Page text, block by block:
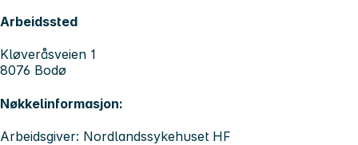
Arbeidssted
Kløveråsveien 1
8076 Bodø
Nøkkelinformasjon:
Arbeidsgiver: Nordlandssykehuset HF